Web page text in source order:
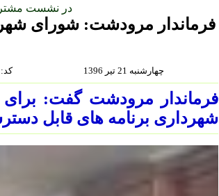
در نشست
فرماندار مرودشت: شورای
:كد چهارشنبه 21 تير 1396
فرماندار مرودشت گفت: برای
شهرداری برنامه های قابل